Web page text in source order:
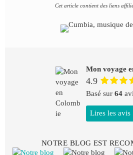
Cet article contient des liens
Mon voyage
4.9
Basé sur 64
Lires les avis
NOTRE BLOG EST